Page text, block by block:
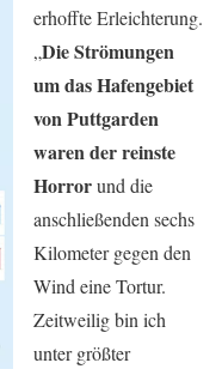
erhoffte Erleichterung.
„Die Strömungen
um das Hafengebiet
von Puttgarden
waren der reinste
Horrorund die
anschließenden sechs
Kilometer gegen den
Wind eine Tortur.
Zeitweilig bin ich
unter größter